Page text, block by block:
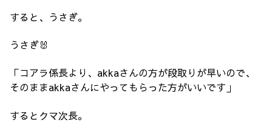
すると、うさぎ。
うさぎ🐰
「コアラ係長より、akkaさんの方が段取りが早いので、
そのままakkaさんにやってもらった方がいいです」
するとクマ次長。